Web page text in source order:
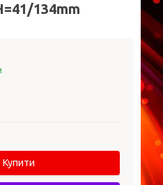
134mm
Купити